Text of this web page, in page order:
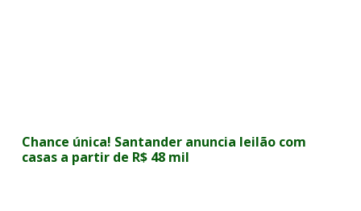
Chance única! Santander anuncia leilão com
casas a partir de R$ 48 mil